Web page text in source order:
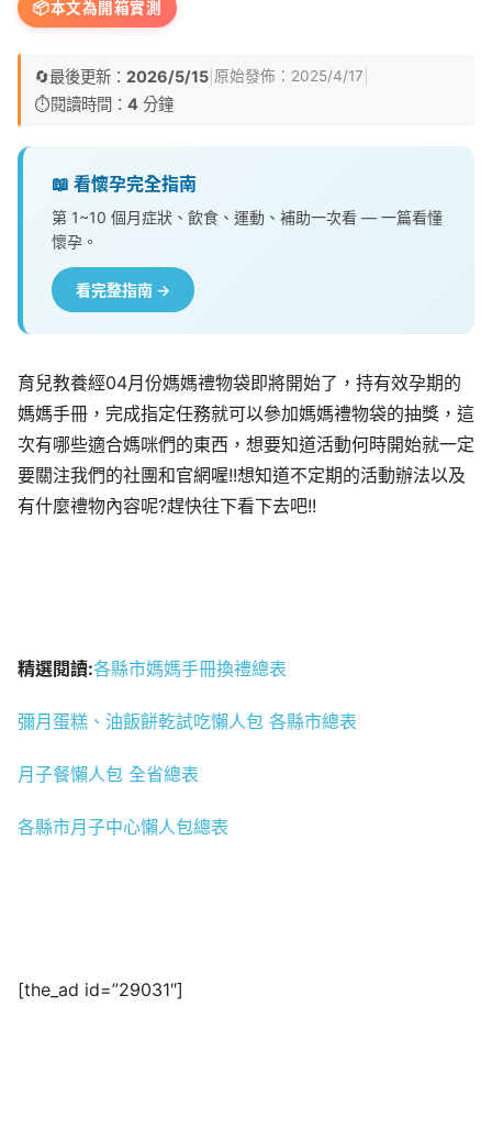
📦本文為開箱實測
🔄最後更新： 2026/5/15 原始發佈： 2025/4/17
⏱️閱讀時間： 4 分鐘
📖 看懷孕完全指南
第 1~10 個月症狀、飲食、運動、補助一次看 — 一篇看懂
懷孕。
看完整指南 →
育兒教養經04月份媽媽禮物袋即將開始了，持有效孕期的
媽媽手冊，完成指定任務就可以參加媽媽禮物袋的抽獎，這
次有哪些適合媽咪們的東西，想要知道活動何時開始就一定
要關注我們的社團和官網喔!!想知道不定期的活動辦法以及
有什麼禮物內容呢?趕快往下看下去吧!!
精選閱讀:各縣市媽媽手冊換禮總表
彌月蛋糕、油飯餅乾試吃懶人包 各縣市總表
月子餐懶人包 全省總表
各縣市月子中心懶人包總表
[the_ad id=”29031″]